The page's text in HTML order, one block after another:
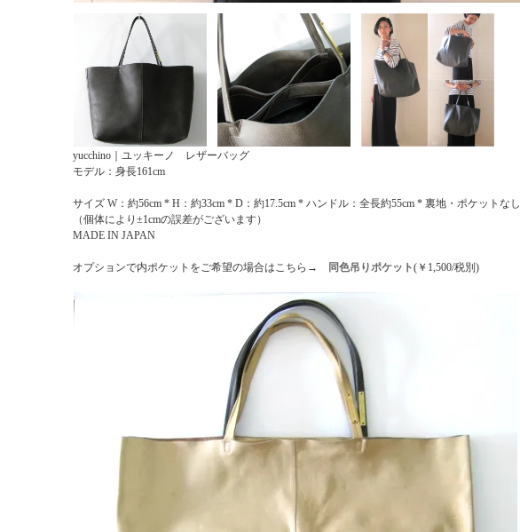
yucchino｜ユッキーノ レザーバッグ
モデル：身長161cm
サイズ W：約56cm * H：約33cm * D：約17.5cm * ハンドル：全長約55cm * 裏地・ポケットなし
（個体により±1cmの誤差がございます）
MADE IN JAPAN
オプションで内ポケットをご希望の場合はこちら→ 同色吊りポケット(￥1,500/税別)